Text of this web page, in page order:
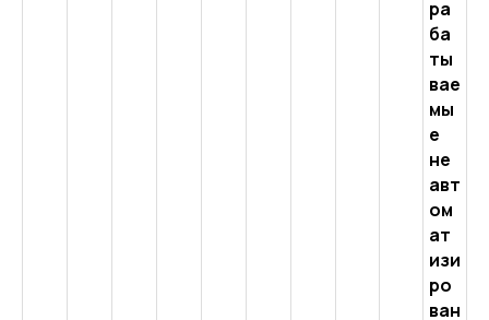
ра
ба
ты
вае
мы
е
не
авт
ом
ат
изи
ро
ван